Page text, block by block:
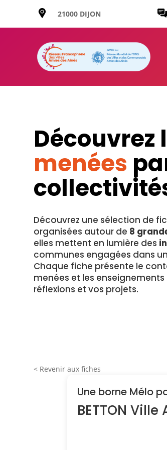
21000 DIJON
Découvrez
menées
Découvrez une sélection de
organisées autour de 8
elles mettent en lumière des
communes engagées dans
Chaque fiche présente le
menées et les
réflexions et vos projets.
< Revenir aux fiches
Une borne Mélo
BETTON